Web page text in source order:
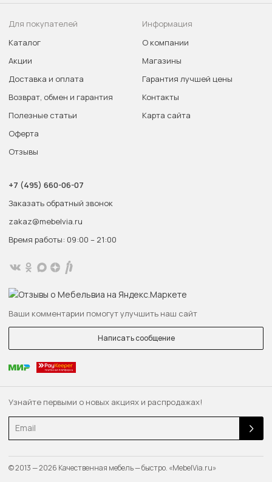
Узнайте первыми о новых акциях и распродажах!
Email
Для покупателей
Каталог
Акции
Доставка и оплата
Возврат, обмен и гарантия
Полезные статьи
Оферта
Отзывы
Информация
О компании
Магазины
Гарантия лучшей цены
Контакты
Карта сайта
+7 (495) 660-06-07
Заказать обратный звонок
zakaz@mebelvia.ru
Время работы: 09:00 – 21:00
Ваши комментарии помогут улучшить наш сайт
Написать сообщение
© 2013 — 2026 Качественная мебель — быстро. «MebelVia.ru»